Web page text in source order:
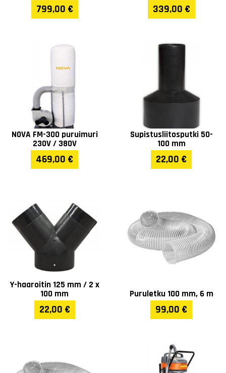
Pöydän kallistus (°)
Korkeus (mm)
Takuu
799,00 € 339,00 €
NOVA FM-300 puruimuri
230V / 380V
469,00 €
Supistusliitosputki 50-
100 mm
22,00 €
Y-haaroitin 125 mm / 2 x
100 mm
22,00 €
Puruletku 100 mm, 6 m
99,00 €